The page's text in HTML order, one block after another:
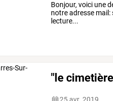
Bonjour, voici une
notre adresse
lecture...
"le